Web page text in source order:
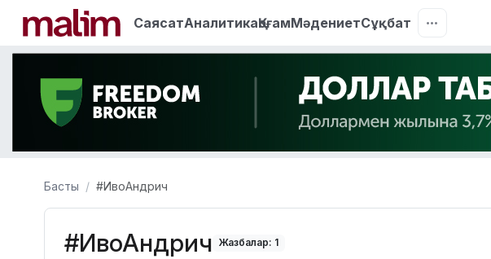
СаясатАналитикаҚоғамМәдениетСұқбат
Басты #ИвоАндрич
#ИвоАндрич Жазбалар: 1